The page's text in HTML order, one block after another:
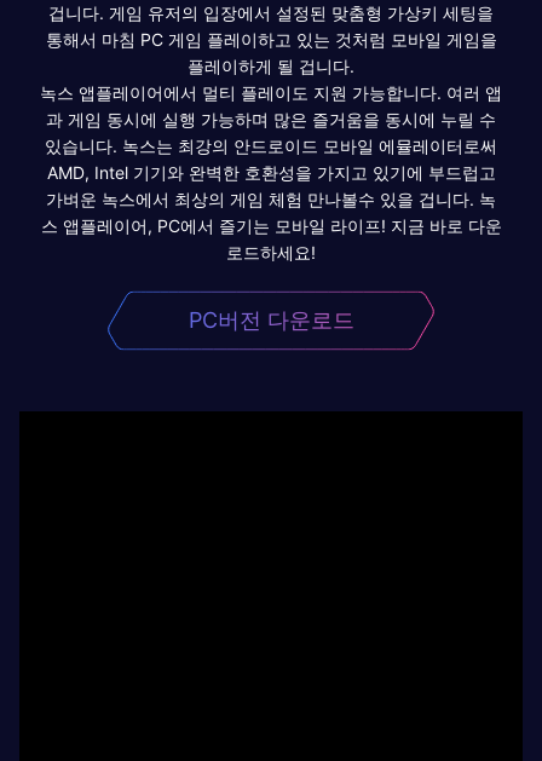
겁니다. 게임 유저의 입장에서 설정된 맞춤형 가상키 세팅을
통해서 마침 PC 게임 플레이하고 있는 것처럼 모바일 게임을
플레이하게 될 겁니다.
녹스 앱플레이어에서 멀티 플레이도 지원 가능합니다. 여러 앱
과 게임 동시에 실행 가능하며 많은 즐거움을 동시에 누릴 수
있습니다. 녹스는 최강의 안드로이드 모바일 에뮬레이터로써
AMD, Intel 기기와 완벽한 호환성을 가지고 있기에 부드럽고
가벼운 녹스에서 최상의 게임 체험 만나볼수 있을 겁니다. 녹
스 앱플레이어, PC에서 즐기는 모바일 라이프! 지금 바로 다운
로드하세요!
PC버전 다운로드